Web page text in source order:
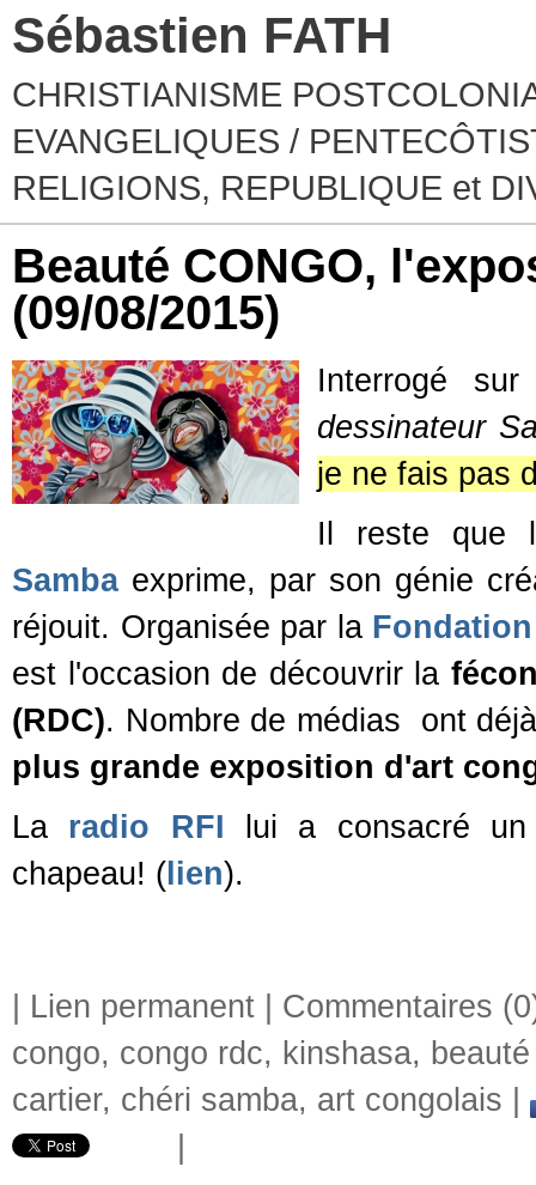
Sébastien FATH
CHRISTIANISME
EVANGELIQUES /
RELIGIONS, REPUBLIQUE et
Beauté CONGO,
(09/08/2015)
Interrogé
dessinateur
je ne fais pas
Il reste que
Sambaexprime, par son génie
réjouit. Organisée par la
est l'occasion de découvrir la
(RDC). Nombre de médias ont
plus grande exposition d'art
La radio RFI lui a consacré
chapeau! ( lien).
Lien permanent
Commentaires
congo, congo rdc, kinshasa,
cartier, chéri samba, art congolais